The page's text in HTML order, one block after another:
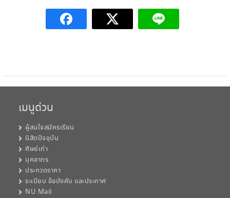
เมนูด่วน
ผู้สนใจสมัครเรียน
นิสิตปัจจุบัน
ศิษย์เก่า
บุคลากร
ประกวดราคา
ระเบียบ ข้อบังคับ และประกาศ
NU Mail